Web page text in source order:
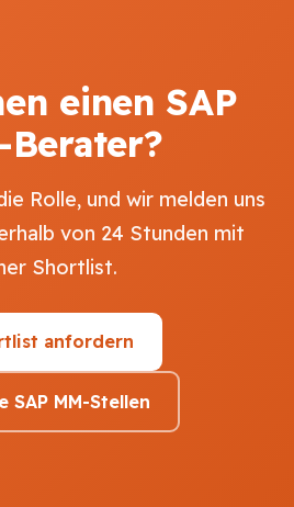
einen SAP
Berater?
Rolle, und wir melden uns
von 24 Stunden mit
Shortlist.
anfordern
SAP MM-Stellen